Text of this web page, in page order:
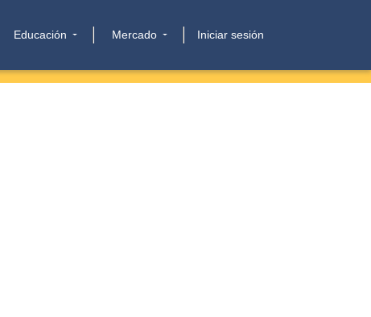
Educación Mercado Iniciar sesión